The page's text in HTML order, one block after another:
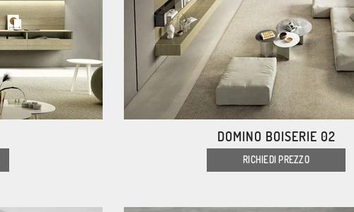
DOMINO BOISERIE 02
RICHIEDI PREZZO